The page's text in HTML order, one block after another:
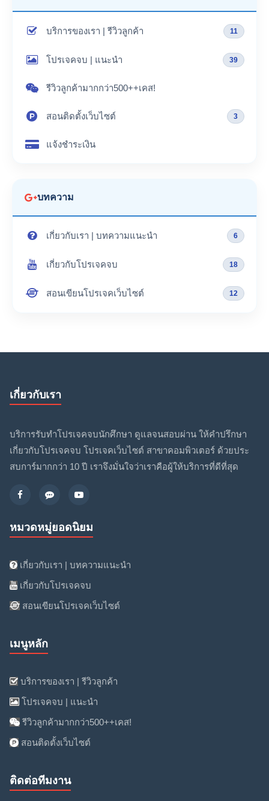
บริการของเรา | รีวิวลูกค้า 11
โปรเจคจบ | แนะนำ 39
รีวิวลูกค้ามากกว่า500++เคส!
สอนติดตั้งเว็บไซต์ 3
แจ้งชำระเงิน
บทความ
เกี่ยวกับเรา | บทความแนะนำ 6
เกี่ยวกับโปรเจคจบ 18
สอนเขียนโปรเจคเว็บไซต์ 12
เกี่ยวกับเรา
บริการรับทำโปรเจคจบนักศึกษา ดูแลจนสอบผ่าน ให้คำปรึกษา
เกี่ยวกับโปรเจคจบ โปรเจคเว็บไซต์ สาขาคอมพิวเตอร์ ด้วยประ
สบการ์มากกว่า 10 ปี เราจึงมั่นใจว่าเราคือผู้ให้บริการที่ดีที่สุด
หมวดหมู่ยอดนิยม
เกี่ยวกับเรา | บทความแนะนำ
เกี่ยวกับโปรเจคจบ
สอนเขียนโปรเจคเว็บไซต์
เมนูหลัก
บริการของเรา | รีวิวลูกค้า
โปรเจคจบ | แนะนำ
รีวิวลูกค้ามากกว่า500++เคส!
สอนติดตั้งเว็บไซต์
ติดต่อทีมงาน